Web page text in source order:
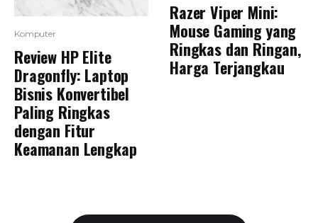
Komputer
Review HP Elite
Dragonfly: Laptop
Bisnis Konvertibel
Paling Ringkas
dengan Fitur
Keamanan Lengkap
Razer Viper Mini:
Mouse Gaming yang
Ringkas dan Ringan,
Harga Terjangkau